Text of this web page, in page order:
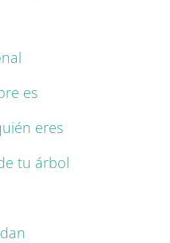
es
eres
tu árbol